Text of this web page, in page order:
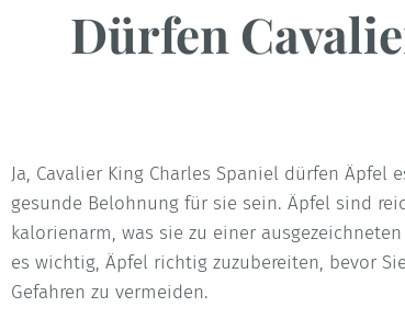
Dürfen
Ja, Cavalier King Charles Spaniel dürfen Äpfel
gesunde Belohnung für sie sein. Äpfel sind
kalorienarm, was sie zu einer
es wichtig, Äpfel richtig zuzubereiten, bevor
Gefahren zu vermeiden.